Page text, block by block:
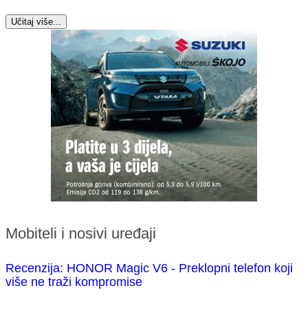
Učitaj više...
Mobiteli i nosivi uređaji
Recenzija: HONOR Magic V6 - Preklopni telefon koji
više ne traži kompromise